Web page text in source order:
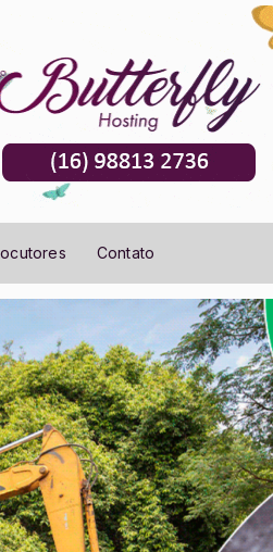
Contato